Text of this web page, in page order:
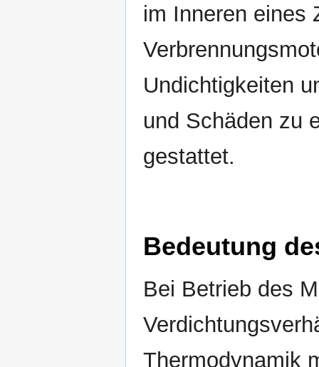
im Inneren eines
Undichtigkeiten
und Schäden zu
gestattet.
Bedeutung
Bei Betrieb des
Thermodynamik